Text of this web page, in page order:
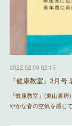
2022.02.09 02:15
『健康教室』3月号
『健康教室』(東山書
やかな春の空気を感じ